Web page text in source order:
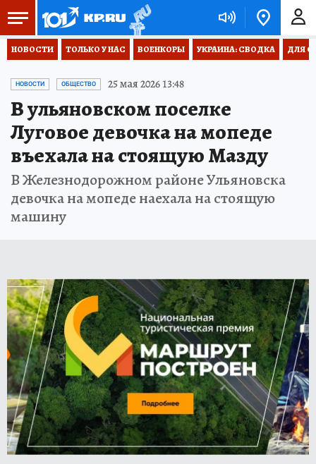
НОВОСТИ ТОЛЬКО У НАС ВОЕНКОРЫ УКРАИНА: СВОДКА ДЛЯ
НОВОСТИ ОБЩЕСТВО 25 мая 2026 13:48
В ульяновском поселке
Луговое девочка на мопеде
въехала на стоящую Мазду
В Железнодорожном районе Ульяновска
девочка на мопеде наехала на стоящую
машину